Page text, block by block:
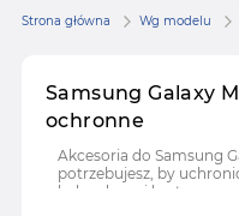
Samsung Galaxy
ochronne
Akcesoria do Samsung
potrzebujesz, by
hybrydowe i hartowane,
Strona główna Wg modelu